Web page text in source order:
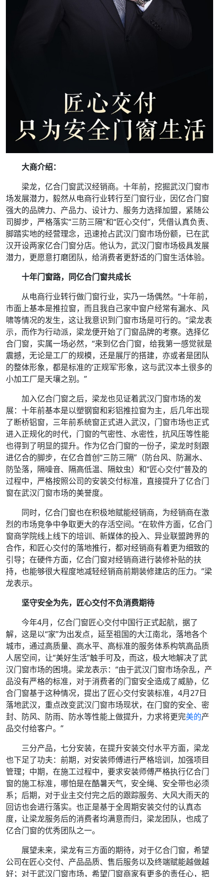
大商介绍：
梁龙，亿合门窗武汉经销商。十年前，挖掘武汉门窗市
场发展潜力，毅然从电商行业转行至门窗行业，因亿合门窗
强大的品牌力、产品力、设计力、服务力选择加盟，紧随公
司脚步，严格落实“三防三隔”和“匠心交付”，凭借认真负责、
脚踏实地的经营理念，迅速抢占武汉门窗市场份额，已在武
汉开设两家亿合门窗分店。他认为，武汉门窗市场极具发展
潜力，更愿意打磨团队，给消费者更舒适的门窗生活体验。
十年门窗路，同亿合门窗共成长
从电商行业转行做门窗行业，实乃一场偶然。“十年前，
市面上基本是推拉窗，而且我自己家中窗户经常有漏水、风
啸等情况的发生，这让我意识到门窗市场是可行的。”梁龙表
示，而作为行动派，梁龙便开始了门窗品牌的考察。选择亿
合门窗，实属一场必然，“来到亿合门窗，给我第一感觉就是
震撼，无论是工厂的规模，还是展厅的搭建，亦或者是团队
的整体形象，都是标准的‘正规军’形象，这与武汉本土很多的
小加工厂是天壤之别。”
加入亿合门窗之后，梁龙也见证着武汉门窗市场的发
展：十年前基本是以塑钢窗和彩铝推拉窗为主，后几年出现
了断桥铝窗，三年前系统窗正式进入武汉，门窗市场也正式
进入正规化的时代，门窗的气密性、水密性，抗风压等性能
也得到了明显的提升。作为亿合门窗的一份子，梁龙时刻跟
进亿合的脚步，在亿合首创“三防三隔”（防台风、防漏水、
防坠落，隔噪音、隔高低温、隔蚊虫）和“匠心交付”普及的
过程中，严格按照公司的安装交付标准，直接提升了亿合门
窗在武汉门窗市场的美誉度。
同时，亿合门窗也在积极地赋能经销商，为经销商在激
烈的市场竞争中争取更大的存活空间。“在软件方面，亿合门
窗商学院线上线下的培训、新媒体的投入、异业联盟跨界的
合作，和匠心交付的落地推行，都对经销商有着更为细致的
引导；在硬件方面，亿合门窗对经销商进行装修补贴的扶
持，也能够很大程度地减轻经销商前期装修建店的压力。”梁
龙表示。
坚守安全为先，匠心交付不负消费期待
今年4月，亿合门窗匠心交付中国行正式起航，据了
解，这是以“家”为出发点，延至祖国的大江南北，落地各个
城市，通过高质量、高水平、高标准的服务体系构筑高品质
人居空间，让“美好生活”触手可及，而这，极大地解决了武
汉门窗市场的困境。梁龙表示：“由于武汉门窗市场杂乱，产
品没有严格的标准，对于消费者的门窗安全造成了威胁，亿
合门窗基于这种情况，提出了匠心交付安装标准，4月27日
落地武汉，重点改变武汉门窗市场现状，在门窗的安全、密
封、防风、防雨、防水等性能上做提升，力求将更完美的产
品交付给客户。”
三分产品，七分安装，在提升安装交付水平方面，梁龙
也下足了功夫：前期，对安装师傅进行严格培训，加强项目
管理；中期，在施工过程中，要求安装师傅严格执行亿合门
窗的施工标准，哪怕是在酷暑天气，安全绳、安全带也必须
系；后期，对于业主交付完之后的跟踪服务、大风大雨天的
回访也会进行落实。也正是基于全周期安装交付的认真态
度，让梁龙服务后的消费者均满意而归，梁龙团队，也成了
亿合门窗的优秀团队之一。
展望未来，梁龙有三方面的期待，对于亿合门窗，希望
公司在匠心交付、产品品质、售后服务以及终端赋能越做越
好；对于武汉门窗市场，希望门窗商家有更多的责任心，把